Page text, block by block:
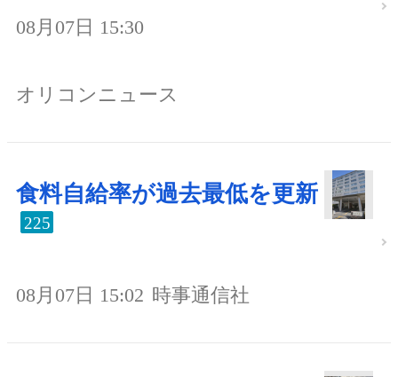
08月07日 15:30
オリコンニュース
食料自給率が過去最低を更新
225
08月07日 15:02 時事通信社